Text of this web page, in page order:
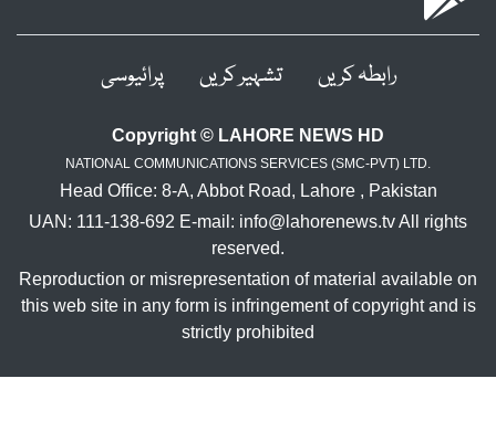
تشہیر کریں پرائیوسی
Copyright © LAHORE NEWS
NATIONAL COMMUNICATIONS SERVICES
Head Office: 8-A, Abbot Road, Lahore
UAN: 111-138-692 E-mail:
Reproduction or misrepresentation of
this web site in any form is infringement of
strictly prohibited